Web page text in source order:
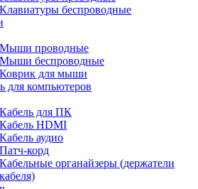
Клавиатуры беспроводные
Мыши проводные
Мыши беспроводные
Коврик для мыши
для компьютеров
Кабель для ПК
Кабель HDMI
Кабель аудио
Патч-корд
Кабельные органайзеры (держатели
кабеля)